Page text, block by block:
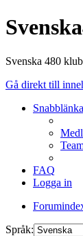
Svenska 480
Gå direkt till
FAQ
Logga in
Språk: